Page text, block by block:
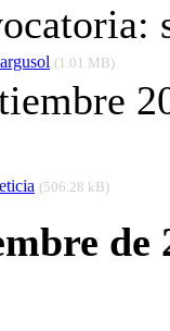
(1.01 MB)
(506.28 kB)
de